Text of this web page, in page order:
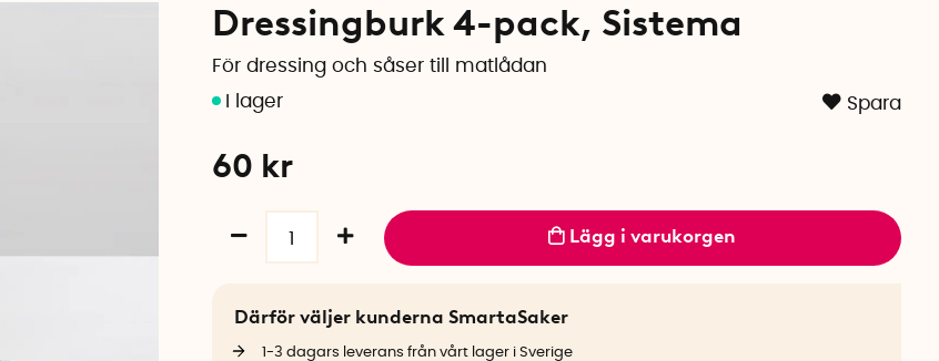
Dressingburk 4-pack, Sistema
För dressing och såser till matlådan
Spara
60 kr
Lägg i varukorgen
Därför väljer kunderna SmartaSaker
1-3 dagars leverans från vårt lager i Sverige